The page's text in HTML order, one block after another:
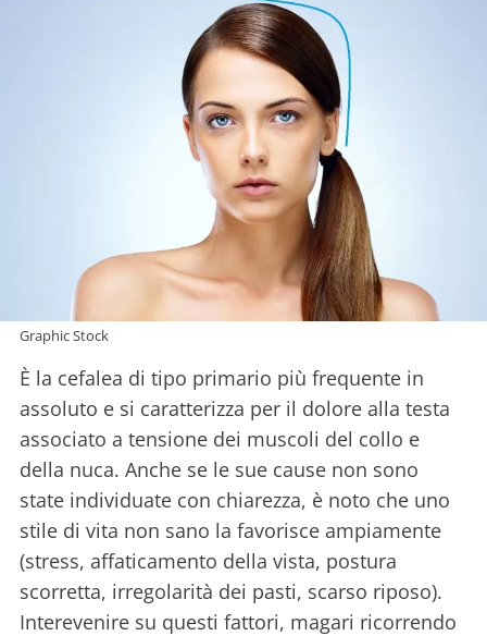
Graphic Stock
È la cefalea di tipo primario più frequente in
assoluto e si caratterizza per il dolore alla testa
associato a tensione dei muscoli del collo e
della nuca. Anche se le sue cause non sono
state individuate con chiarezza, è noto che uno
stile di vita non sano la favorisce ampiamente
(stress, affaticamento della vista, postura
scorretta, irregolarità dei pasti, scarso riposo).
Interevenire su questi fattori, magari ricorrendo